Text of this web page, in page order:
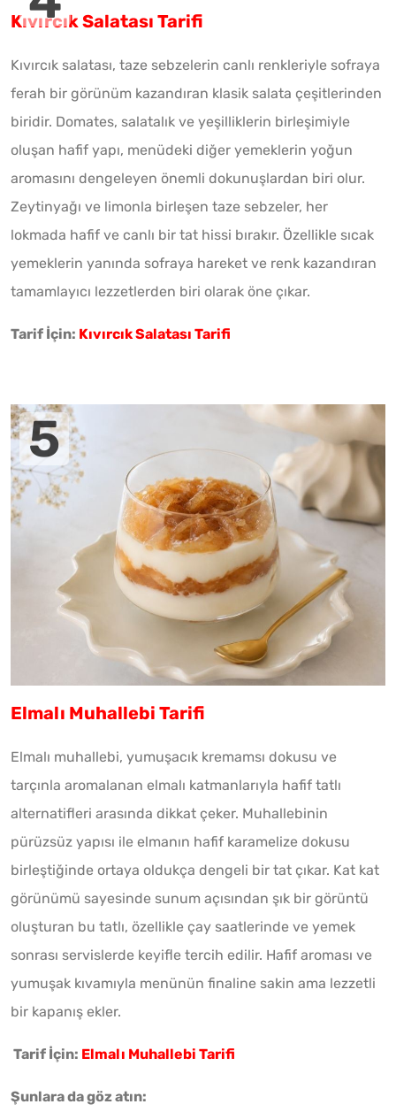
Kıvırcık Salatası Tarifi
Kıvırcık salatası, taze sebzelerin canlı renkleriyle sofraya
ferah bir görünüm kazandıran klasik salata çeşitlerinden
biridir. Domates, salatalık ve yeşilliklerin birleşimiyle
oluşan hafif yapı, menüdeki diğer yemeklerin yoğun
aromasını dengeleyen önemli dokunuşlardan biri olur.
Zeytinyağı ve limonla birleşen taze sebzeler, her
lokmada hafif ve canlı bir tat hissi bırakır. Özellikle sıcak
yemeklerin yanında sofraya hareket ve renk kazandıran
tamamlayıcı lezzetlerden biri olarak öne çıkar.
Tarif İçin: Kıvırcık Salatası Tarifi
Elmalı Muhallebi Tarifi
Elmalı muhallebi, yumuşacık kremamsı dokusu ve
tarçınla aromalanan elmalı katmanlarıyla hafif tatlı
alternatifleri arasında dikkat çeker. Muhallebinin
pürüzsüz yapısı ile elmanın hafif karamelize dokusu
birleştiğinde ortaya oldukça dengeli bir tat çıkar. Kat kat
görünümü sayesinde sunum açısından şık bir görüntü
oluşturan bu tatlı, özellikle çay saatlerinde ve yemek
sonrası servislerde keyifle tercih edilir. Hafif aroması ve
yumuşak kıvamıyla menünün finaline sakin ama lezzetli
bir kapanış ekler.
Tarif İçin: Elmalı Muhallebi Tarifi
Şunlara da göz atın: